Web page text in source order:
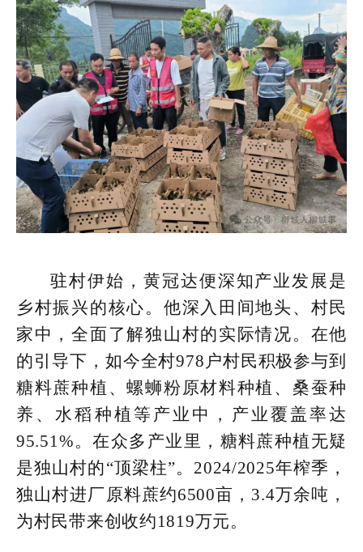
驻村伊始，黄冠达便深知产业发展是
乡村振兴的核心。他深入田间地头、村民
家中，全面了解独山村的实际情况。在他
的引导下，如今全村978户村民积极参与到
糖料蔗种植、螺蛳粉原材料种植、桑蚕种
养、水稻种植等产业中，产业覆盖率达
95.51%。在众多产业里，糖料蔗种植无疑
是独山村的“顶梁柱”。2024/2025年榨季，
独山村进厂原料蔗约6500亩，3.4万余吨，
为村民带来创收约1819万元。